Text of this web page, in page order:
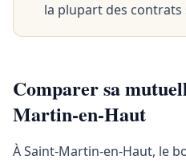
la plupart des contrats
Comparer sa
Martin-en-Haut
À Saint-Martin-en-Haut, le